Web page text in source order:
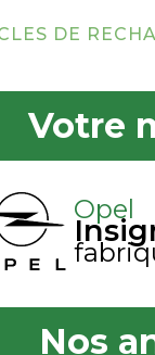
DE
Votre
Opel
Nos